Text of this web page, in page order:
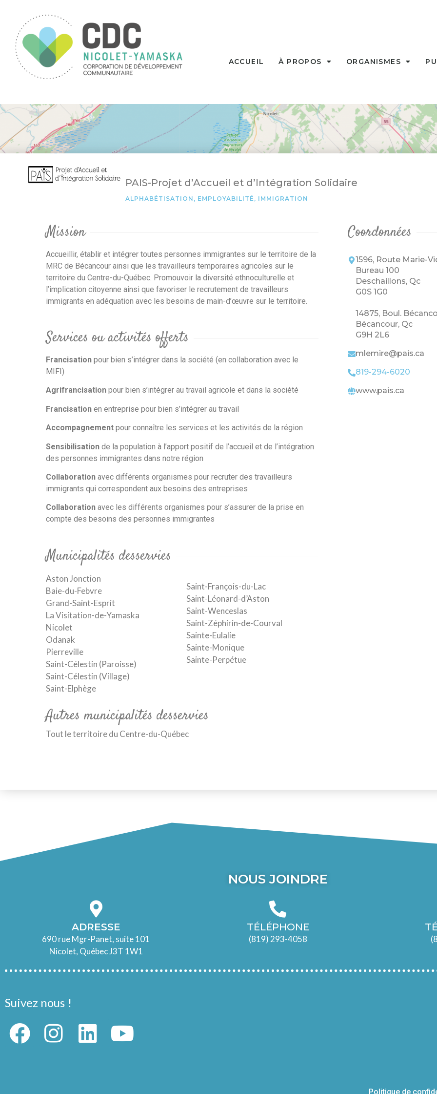
ACCUEIL À PROPOS ORGANISMES
PAIS-Projet d’Accueil et d’Intégration Solidaire
ALPHABÉTISATION , EMPLOYABILITÉ , IMMIGRATION
Mission
Accueillir, établir et intégrer toutes personnes immigrantes sur le territoire de la
MRC de Bécancour ainsi que les travailleurs temporaires agricoles sur le
territoire du Centre-du-Québec. Promouvoir la diversité ethnoculturelle et
l’implication citoyenne ainsi que favoriser le recrutement de travailleurs
immigrants en adéquation avec les besoins de main-d’œuvre sur le territoire.
Services ou activités offerts
Francisation pour bien s’intégrer dans la société (en collaboration avec le
MIFI)
Agrifrancisation pour bien s’intégrer au travail agricole et dans la société
Francisation en entreprise pour bien s’intégrer au travail
Accompagnement pour connaître les services et les activités de la région
Sensibilisation de la population à l’apport positif de l’accueil et de l’intégration
des personnes immigrantes dans notre région
Collaboration avec différents organismes pour recruter des travailleurs
immigrants qui correspondent aux besoins des entreprises
Collaboration avec les différents organismes pour s’assurer de la prise en
compte des besoins des personnes immigrantes
Municipalités desservies
Aston Jonction
Baie-du-Febvre
Grand-Saint-Esprit
La Visitation-de-Yamaska
Nicolet
Odanak
Pierreville
Saint-Célestin (Paroisse)
Saint-Célestin (Village)
Saint-Elphège
Saint-François-du-Lac
Saint-Léonard-d’Aston
Saint-Wenceslas
Saint-Zéphirin-de-Courval
Sainte-Eulalie
Sainte-Monique
Sainte-Perpétue
Autres municipalités desservies
Tout le territoire du Centre-du-Québec
Coordonnées
1596, Route Marie-
Bureau 100
Deschaillons, Qc
G0S 1G0
14875, Boul.
Bécancour, Qc
G9H 2L6
mlemire@pais.ca
819-294-6020
www.pais.ca
NOUS JOINDRE
ADRESSE
690 rue Mgr-Panet, suite 101
Nicolet, Québec J3T 1W1
TÉLÉPHONE
(819) 293-4058
Suivez nous !
Politique de